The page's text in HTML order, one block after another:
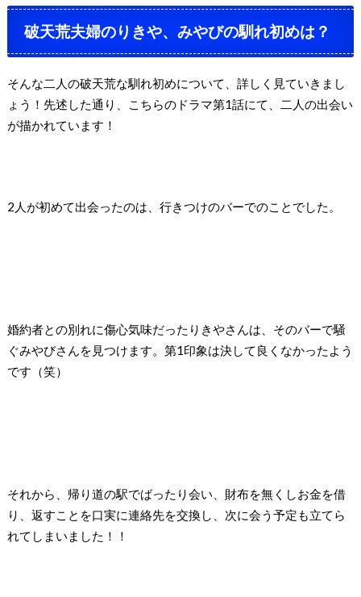
破天荒夫婦のりきや、みやびの馴れ初めは？
そんな二人の破天荒な馴れ初めについて、詳しく見ていきまし
ょう！先述した通り、こちらのドラマ第1話にて、二人の出会い
が描かれています！
2 人が初めて出会ったのは、行きつけのバーでのことでした。
婚約者との別れに傷心気味だったりきやさんは、そのバーで騒
ぐみやびさんを見つけます。第1印象は決して良くなかったよう
です（笑）
それから、帰り道の駅でばったり会い、財布を無くしお金を借
り、返すことを口実に連絡先を交換し、次に会う予定も立てら
れてしまいました！！